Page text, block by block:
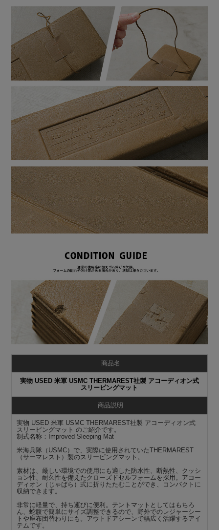
商品名
実物 USED 米軍 USMC THERMAREST社製 アコーディオン式
スリーピングマット
商品説明
実物 USED 米軍 USMC THERMAREST社製 アコーディオン式
スリーピングマット のご紹介です。
制式名称：Improved Sleeping Mat
米海兵隊（USMC）で、実際に使用されていたTHERMAREST
（サーマレスト）製のスリーピングマット。
素材は、厳しい環境での使用にも適した防水性、断熱性、クッシ
ョン性、耐久性を備えたクローズドセルフォームを採用。アコー
ディオン（じゃばら）式に折りたたむことができ、コンパクトに
収納できます。
非常に軽量で、持ち運びに便利。テントマットとしてはもちろ
ん、蛇腹で簡単にサイズ調整できるので、野外でのレジャーシー
トや座布団替わりにも。アウトドアシーンで幅広く活躍するアイ
テムです。